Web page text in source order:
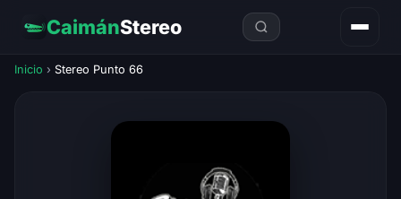
CaimánStereo
Inicio › Stereo Punto 66